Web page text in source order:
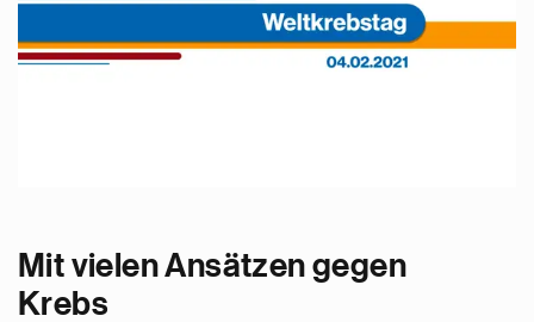
Mit vielen Ansätzen gegen
Krebs